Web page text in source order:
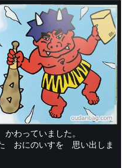
わっていました。
おにのいすを 思い出しま